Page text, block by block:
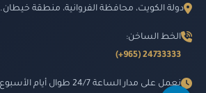
دولة الكويت، محافظة الفروانية، منطقة خيطان.
الخط الساخن:
24733333 (965+)
نعمل على مدار الساعة 24/7 طوال أيام الأسبوع.